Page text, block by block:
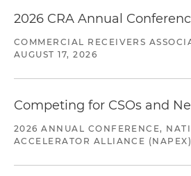
2026 CRA Annual
COMMERCIAL RECEIVERS
AUGUST 17, 2026
Competing for CSOs and
2026 ANNUAL CONFERENCE,
ACCELERATOR ALLIANCE (NAPEX)